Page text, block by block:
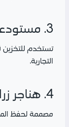
3. مستودعات تجارية
تستخدم للتخزين
التجارية.
4. هناجر زراعية
مصممة لحفظ